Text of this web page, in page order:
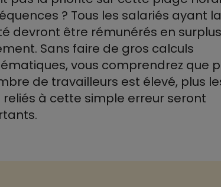
? Tous les salariés ayant la
devront être rémunérés en surplus
Sans faire de gros calculs
vous comprendrez que
de travailleurs est élevé, plus
reliés à cette simple erreur seront